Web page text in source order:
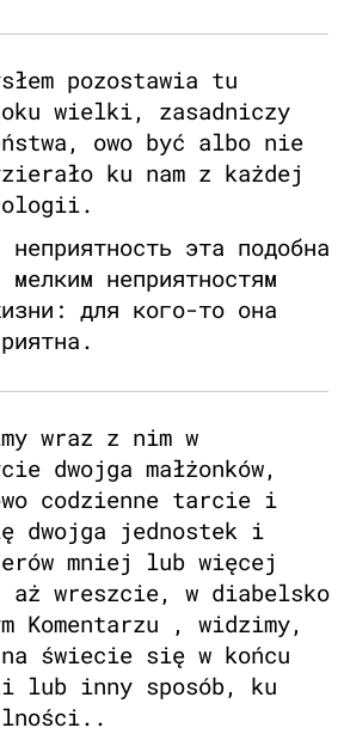
pozostawia tu
wielki, zasadniczy
owo być albo nie
ku nam z każdej
эта подобна
мелким неприятностям
для кого-то она
wraz z nim w
dwojga małżonków,
codzienne tarcie i
dwojga jednostek i
mniej lub więcej
aż wreszcie, w diabelsko
Komentarzu , widzimy,
świecie się w końcu
lub inny sposób, ku